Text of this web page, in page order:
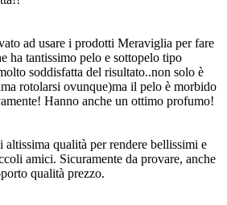
ad usare i prodotti Meraviglia per fare
ha tantissimo pelo e sottopelo tipo
soddisfatta del risultato..non solo è
rotolarsi ovunque)ma il pelo è morbido
Hanno anche un ottimo profumo!
qualità per rendere bellissimi e
amici. Sicuramente da provare, anche
qualità prezzo.